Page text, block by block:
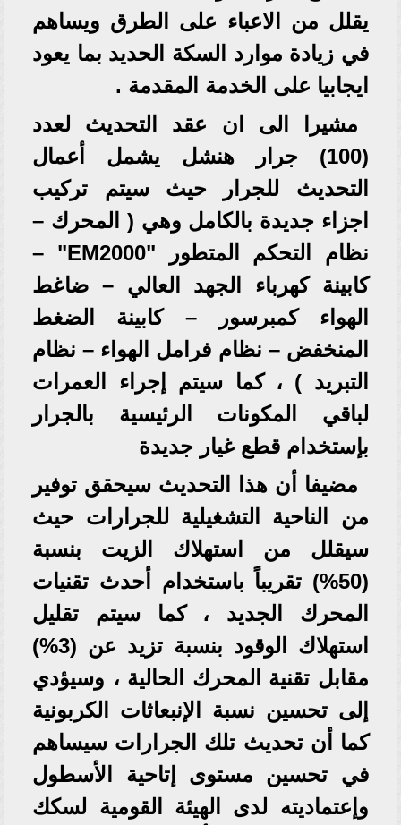
يقلل من الاعباء على الطرق ويساهم
في زيادة موارد السكة الحديد بما يعود
ايجابيا على الخدمة المقدمة .
مشيرا الى ان عقد التحديث لعدد
(100) جرار هنشل يشمل أعمال
التحديث للجرار حيث سيتم تركيب
اجزاء جديدة بالكامل وهي ( المحرك –
نظام التحكم المتطور "EM2000" –
كابينة كهرباء الجهد العالي – ضاغط
الهواء كمبرسور – كابينة الضغط
المنخفض – نظام فرامل الهواء – نظام
التبريد ) ، كما سيتم إجراء العمرات
لباقي المكونات الرئيسية بالجرار
بإستخدام قطع غيار جديدة
مضيفا أن هذا التحديث سيحقق توفير
من الناحية التشغيلية للجرارات حيث
سيقلل من استهلاك الزيت بنسبة
(50%) تقريباً باستخدام أحدث تقنيات
المحرك الجديد ، كما سيتم تقليل
استهلاك الوقود بنسبة تزيد عن (3%)
مقابل تقنية المحرك الحالية ، وسيؤدي
إلى تحسين نسبة الإنبعاثات الكربونية
كما أن تحديث تلك الجرارات سيساهم
في تحسين مستوى إتاحية الأسطول
وإعتماديته لدى الهيئة القومية لسكك